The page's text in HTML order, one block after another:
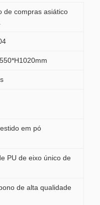
de compras asiático
em pó
PU de eixo único de
de alta qualidade